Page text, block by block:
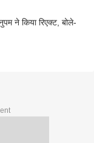
ने किया रिएक्ट, बोले-